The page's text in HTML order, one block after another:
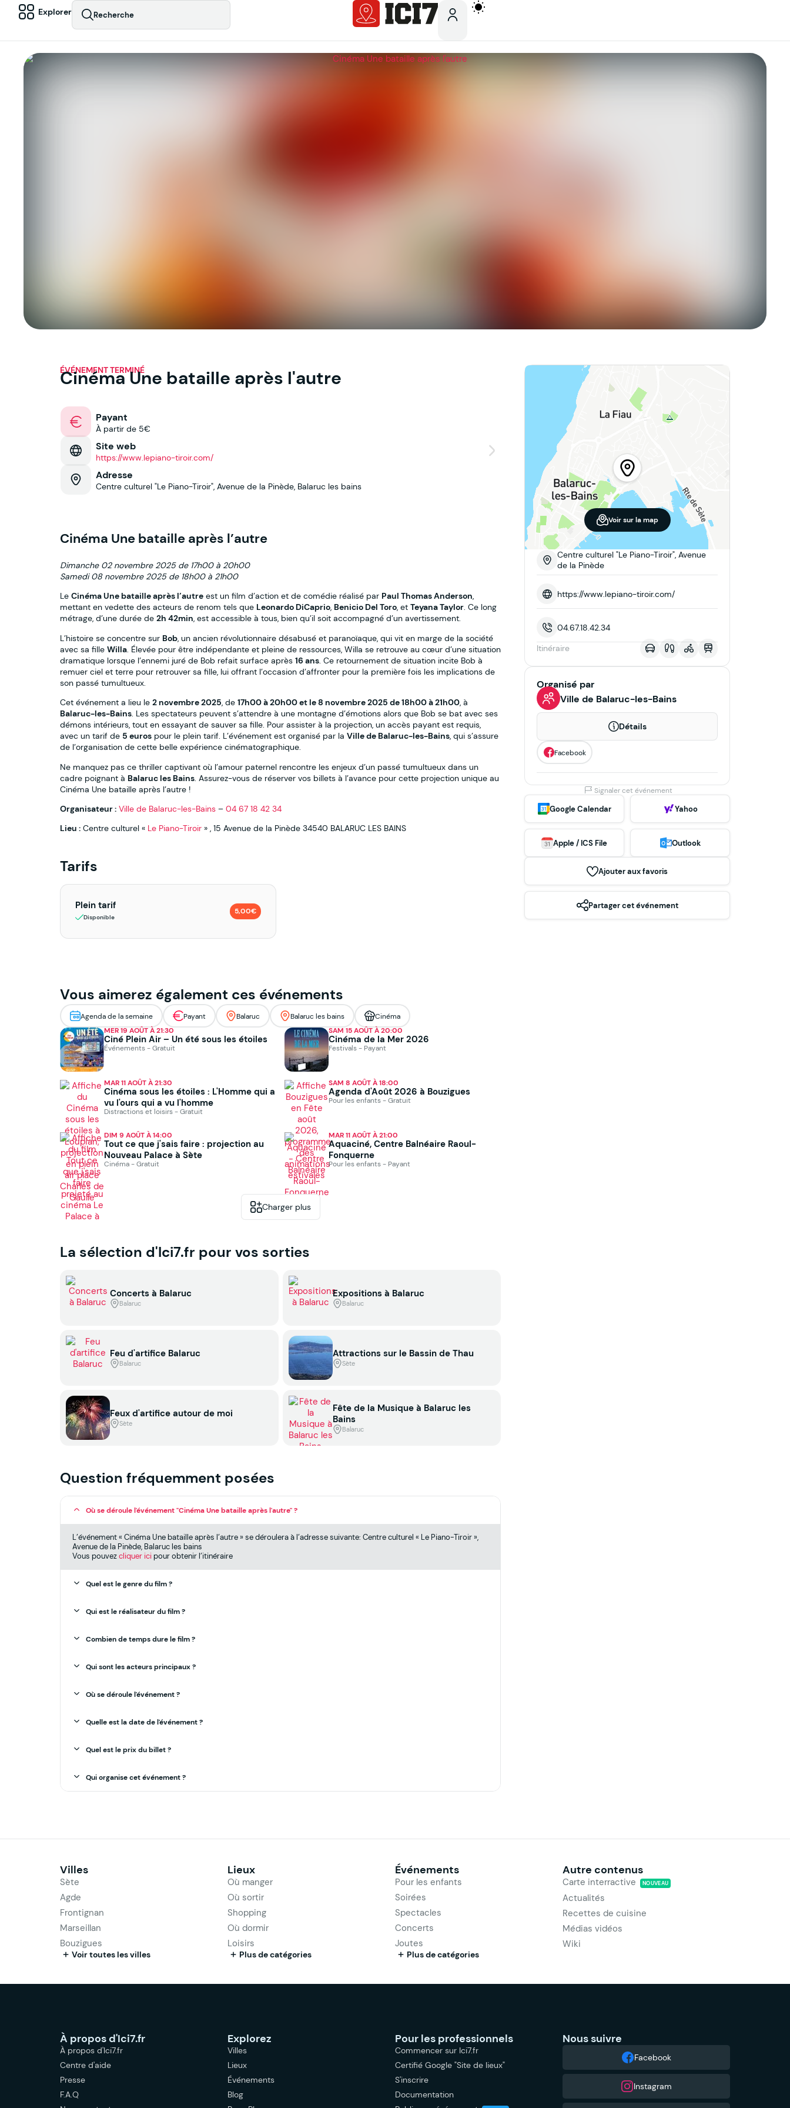
Explorer Recherche
ÉVÉNEMENT TERMINÉ
Cinéma Une bataille après l'autre
Payant
À partir de 5€
Site web
https://www.lepiano-tiroir.com/
Adresse
Centre culturel "Le Piano-Tiroir", Avenue de la Pinède, Balaruc les bains
Cinéma Une bataille après l’autre
Dimanche 02 novembre 2025 de 17h00 à 20h00
Samedi 08 novembre 2025 de 18h00 à 21h00
Le Cinéma Une bataille après l’autre est un film d’action et de comédie réalisé par Paul Thomas Anderson,
mettant en vedette des acteurs de renom tels que Leonardo DiCaprio, Benicio Del Toro, et Teyana Taylor. Ce long
métrage, d’une durée de 2h 42min, est accessible à tous, bien qu’il soit accompagné d’un avertissement.
L’histoire se concentre sur Bob, un ancien révolutionnaire désabusé et paranoïaque, qui vit en marge de la société
avec sa fille Willa. Élevée pour être indépendante et pleine de ressources, Willa se retrouve au cœur d’une situation
dramatique lorsque l’ennemi juré de Bob refait surface après 16 ans. Ce retournement de situation incite Bob à
remuer ciel et terre pour retrouver sa fille, lui offrant l’occasion d’affronter pour la première fois les implications de
son passé tumultueux.
Cet événement a lieu le 2 novembre 2025, de 17h00 à 20h00 et le 8 novembre 2025 de 18h00 à 21h00, à
Balaruc-les-Bains. Les spectateurs peuvent s’attendre à une montagne d’émotions alors que Bob se bat avec ses
démons intérieurs, tout en essayant de sauver sa fille. Pour assister à la projection, un accès payant est requis,
avec un tarif de 5 euros pour le plein tarif. L’événement est organisé par la Ville de Balaruc-les-Bains, qui s’assure
de l’organisation de cette belle expérience cinématographique.
Ne manquez pas ce thriller captivant où l’amour paternel rencontre les enjeux d’un passé tumultueux dans un
cadre poignant à Balaruc les Bains . Assurez-vous de réserver vos billets à l’avance pour cette projection unique au
Cinéma Une bataille après l’autre !
Organisateur : Ville de Balaruc-les-Bains – 04 67 18 42 34
Lieu : Centre culturel « Le Piano-Tiroir » , 15 Avenue de la Pinède 34540 BALARUC LES BAINS
Tarifs
Plein tarif
Disponible
5,00€
Vous aimerez également ces événements
Agenda de la semaine Payant Balaruc Balaruc les bains Cinéma
MER 19 AOÛT À 21:30
Ciné Plein Air – Un été sous les étoiles
Événements - Gratuit
SAM 15 AOÛT À 20:00
Cinéma de la Mer 2026
Festivals - Payant
MAR 11 AOÛT À 21:30
Cinéma sous les étoiles : L'Homme qui a
vu l'ours qui a vu l'homme
Distractions et loisirs - Gratuit
SAM 8 AOÛT À 18:00
Agenda d'Août 2026 à Bouzigues
Pour les enfants - Gratuit
DIM 9 AOÛT À 14:00
Tout ce que j'sais faire : projection au
Nouveau Palace à Sète
Cinéma - Gratuit
MAR 11 AOÛT À 21:00
Aquaciné, Centre Balnéaire Raoul-
Fonquerne
Pour les enfants - Payant
Charger plus
La sélection d'Ici7.fr pour vos sorties
Concerts à Balaruc
Balaruc
Expositions à Balaruc
Balaruc
Feu d'artifice Balaruc
Balaruc
Attractions sur le Bassin de Thau
Sète
Feux d'artifice autour de moi
Sète
Fête de la Musique à Balaruc les
Bains
Balaruc
Question fréquemment posées
Où se déroule l'événement "Cinéma Une bataille après l'autre" ?
L’événement « Cinéma Une bataille après l’autre » se déroulera à l’adresse suivante: Centre culturel « Le Piano-Tiroir »,
Avenue de la Pinède, Balaruc les bains
Vous pouvezcliquer icipour obtenir l’itinéraire
Quel est le genre du film ?
Qui est le réalisateur du film ?
Combien de temps dure le film ?
Qui sont les acteurs principaux ?
Où se déroule l'événement ?
Quelle est la date de l'événement ?
Quel est le prix du billet ?
Qui organise cet événement ?
Voir sur la map
Centre culturel "Le Piano-Tiroir", Avenue
de la Pinède
https://www.lepiano-tiroir.com/
04.67.18.42.34
Itinéraire
Organisé par
Ville de Balaruc-les-Bains
Détails
Facebook
Signaler cet événement
Google Calendar Yahoo
Apple / ICS File Outlook
Ajouter aux favoris
Partager cet événement
Villes
Sète
Agde
Frontignan
Marseillan
Bouzigues
Voir toutes les villes
Lieux
Où manger
Où sortir
Shopping
Où dormir
Loisirs
Plus de catégories
Événements
Pour les enfants
Soirées
Spectacles
Concerts
Joutes
Plus de catégories
Autre contenus
Carte interractive NOUVEAU
Actualités
Recettes de cuisine
Médias vidéos
Wiki
À propos d'Ici7.fr
À propos d'Ici7.fr
Centre d'aide
Presse
F.A.Q
Explorez
Villes
Lieux
Événements
Blog
Pour les professionnels
Commencer sur Ici7.fr
Certifié Google "Site de lieux"
S'inscrire
Documentation
Nous suivre
Facebook
Instagram